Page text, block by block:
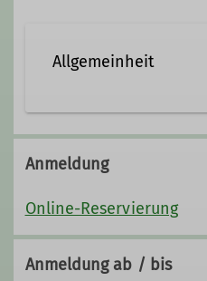
Allgemeinheit
Anmeldung
Online-Reservierung
Anmeldung ab / bis